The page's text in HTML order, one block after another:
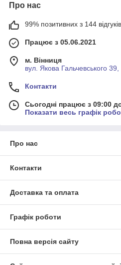
Про нас
99% позитивних з 144
Працює з 05.06.2021
м. Вінниця
вул. Якова Гальчевського
Контакти
Сьогодні працює з 09:00
Показати весь графік
Про нас
Контакти
Доставка та оплата
Графік роботи
Повна версія сайту